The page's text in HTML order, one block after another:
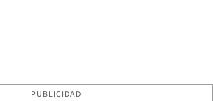
PUBLICIDAD